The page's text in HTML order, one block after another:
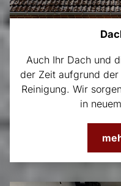
Auch Ihr Dach und
der Zeit aufgrund
Reinigung. Wir
in